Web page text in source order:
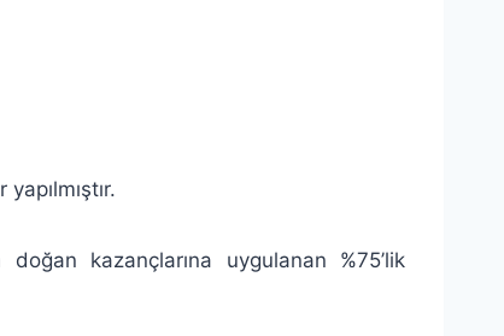
kazançlarına uygulanan %75’lik